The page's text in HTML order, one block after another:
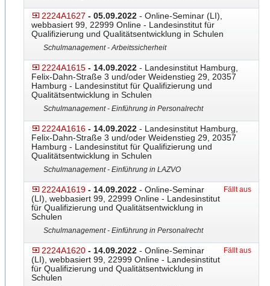
2224A1627 - 05.09.2022 - Online-Seminar (LI),
webbasiert 99, 22999 Online - Landesinstitut für
Qualifizierung und Qualitätsentwicklung in Schulen
Schulmanagement - Arbeitssicherheit
2224A1615 - 14.09.2022 - Landesinstitut Hamburg,
Felix-Dahn-Straße 3 und/oder Weidenstieg 29, 20357
Hamburg - Landesinstitut für Qualifizierung und
Qualitätsentwicklung in Schulen
Schulmanagement - Einführung in Personalrecht
2224A1616 - 14.09.2022 - Landesinstitut Hamburg,
Felix-Dahn-Straße 3 und/oder Weidenstieg 29, 20357
Hamburg - Landesinstitut für Qualifizierung und
Qualitätsentwicklung in Schulen
Schulmanagement - Einführung in LAZVO
2224A1619 - 14.09.2022 - Online-Seminar
(LI), webbasiert 99, 22999 Online - Landesinstitut
für Qualifizierung und Qualitätsentwicklung in
Schulen
Fällt aus
Schulmanagement - Einführung in Personalrecht
2224A1620 - 14.09.2022 - Online-Seminar
(LI), webbasiert 99, 22999 Online - Landesinstitut
für Qualifizierung und Qualitätsentwicklung in
Schulen
Fällt aus